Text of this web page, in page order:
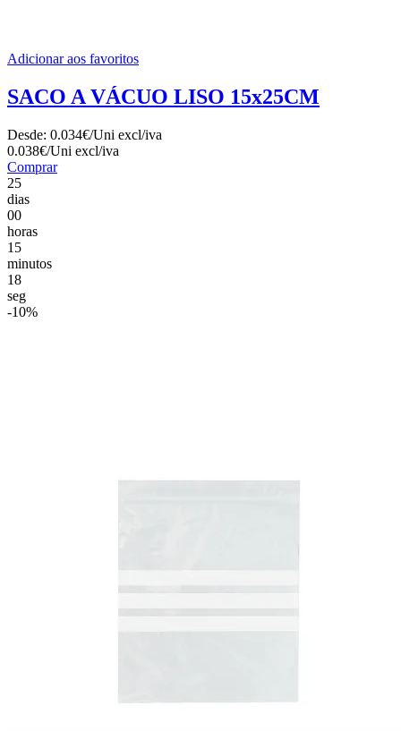
Adicionar aos favoritos
SACO A VÁCUO LISO 15x25CM
Desde: 0.034€/Uni excl/iva
0.038€/Uni excl/iva
Comprar
25
dias
00
horas
15
minutos
17
seg
-10%